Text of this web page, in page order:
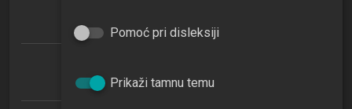
Ekonomika poduzetništva 1.1 (EP-DS)
Pomoć pri disleksiji
Prikaži tamnu temu